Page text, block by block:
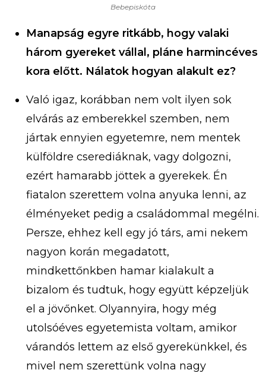
Bebepiskóta
Manapság egyre ritkább, hogy valaki
három gyereket vállal, pláne harmincéves
kora előtt. Nálatok hogyan alakult ez?
Való igaz, korábban nem volt ilyen sok
elvárás az emberekkel szemben, nem
jártak ennyien egyetemre, nem mentek
külföldre cserediáknak, vagy dolgozni,
ezért hamarabb jöttek a gyerekek. Én
fiatalon szerettem volna anyuka lenni, az
élményeket pedig a családommal megélni.
Persze, ehhez kell egy jó társ, ami nekem
nagyon korán megadatott,
mindkettőnkben hamar kialakult a
bizalom és tudtuk, hogy együtt képzeljük
el a jövőnket. Olyannyira, hogy még
utolsóéves egyetemista voltam, amikor
várandós lettem az első gyerekünkkel, és
mivel nem szerettünk volna nagy